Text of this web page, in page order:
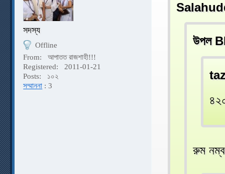
সদস্য
Offline
From:
আপাতত রাজশাহী!!!
Registered:
2011-01-21
Posts:
১০২
সম্মাননা : 3
উপল
রুম